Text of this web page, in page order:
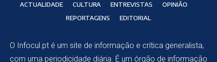
ACTUALIDADE CULTURA ENTREVISTAS
OPINIÃO
REPORTAGENS
EDITORIAL
O Infocul.pt é um site de informação e crítica generalista,
com uma periodicidade diária. É um órgão de informação